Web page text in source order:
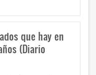
que hay en
(Diario